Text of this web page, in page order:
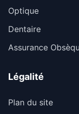
Optique
Dentaire
Assurance
Légalité
Plan du site